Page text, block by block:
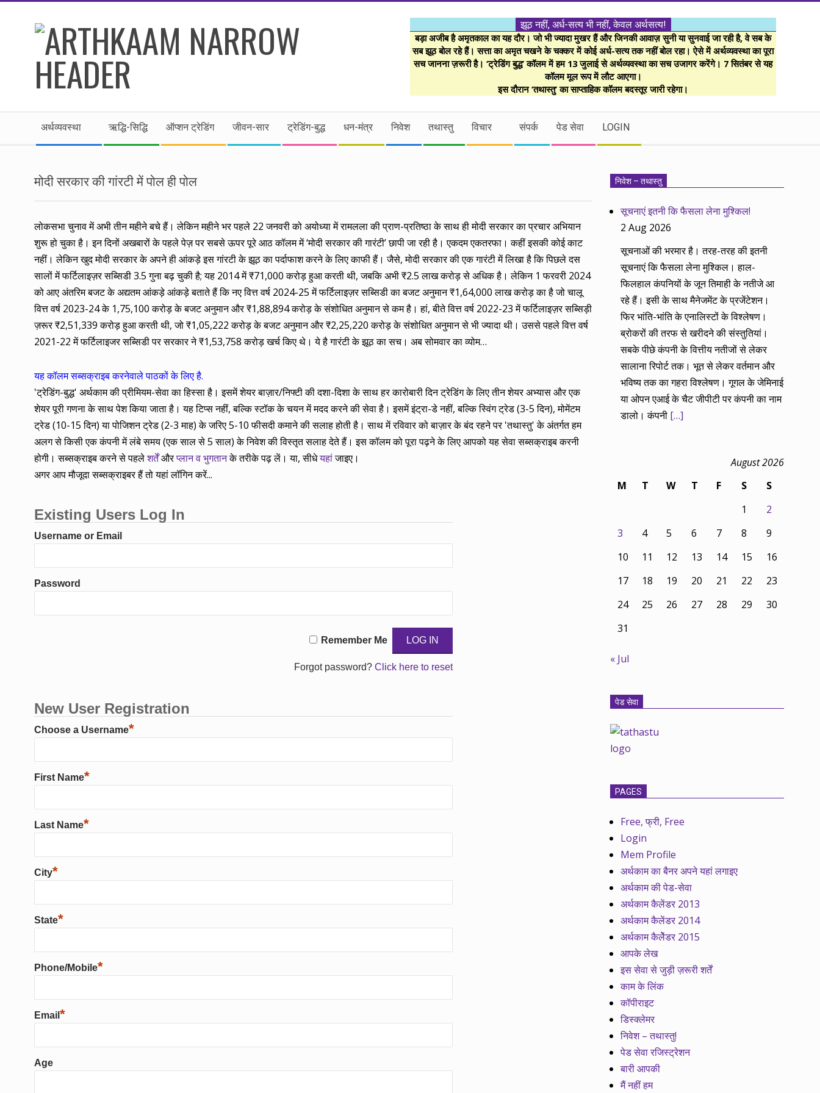
।।
अर्थकाम।।
BE
FINANCIALLY
CLEVER!
झूठ नहीं, अर्ध-सत्य भी नहीं, केवल अर्थसत्य!
बड़ा अजीब है अमृतकाल का यह दौर। जो भी ज्यादा मुखर हैं और जिनकी आवाज़ सुनी या सुनवाई जा रही है, वे सब के
सब झूठ बोल रहे हैं। सत्ता का अमृत चखने के चक्कर में कोई अर्ध-सत्य तक नहीं बोल रहा। ऐसे में अर्थव्यवस्था का पूरा
सच जानना ज़रूरी है। ‘ट्रेडिंग बुद्ध’ कॉलम में हम 13 जुलाई से अर्थव्यवस्था का सच उजागर करेंगे। 7 सितंबर से यह
कॉलम मूल रूप में लौट आएगा।
इस दौरान ‘तथास्तु’ का साप्ताहिक कॉलम बदस्तूर जारी रहेगा।
Secondary
अर्थव्यवस्था ऋद्धि-सिद्धि ऑप्शन ट्रेडिंग जीवन-सार ट्रेडिंग-बुद्ध धन-मंत्र निवेश तथास्तु विचार संपर्क पेड सेवा LOGIN
मोदी सरकार की गांरटी में पोल ही पोल
लोकसभा चुनाव में अभी तीन महीने बचे हैं। लेकिन महीने भर पहले 22 जनवरी को अयोध्या में रामलला की प्राण-प्रतिष्ठा के साथ ही मोदी सरकार का प्रचार अभियान
शुरू हो चुका है। इन दिनों अखबारों के पहले पेज़ पर सबसे ऊपर पूरे आठ कॉलम में ‘मोदी सरकार की गारंटी’ छापी जा रही है। एकदम एकतरफा। कहीं इसकी कोई काट
नहीं। लेकिन खुद मोदी सरकार के अपने ही आंकड़े इस गांरटी के झूठ का पर्दाफाश करने के लिए काफी हैं। जैसे, मोदी सरकार की एक गारंटी में लिखा है कि पिछले दस
सालों में फर्टिलाइज़र सब्सिडी 3.5 गुना बढ़ चुकी है; यह 2014 में ₹71,000 करोड़ हुआ करती थी, जबकि अभी ₹2.5 लाख करोड़ से अधिक है। लेकिन 1 फरवरी 2024
को आए अंतरिम बजट के अद्यतम आंकड़े आंकड़े बताते हैं कि नए वित्त वर्ष 2024-25 में फर्टिलाइज़र सब्सिडी का बजट अनुमान ₹1,64,000 लाख करोड़ का है जो चालू
वित्त वर्ष 2023-24 के 1,75,100 करोड़ के बजट अनुमान और ₹1,88,894 करोड़ के संशोधित अनुमान से कम है। हां, बीते वित्त वर्ष 2022-23 में फर्टिलाइज़र सब्सिड़ी
ज़रूर ₹2,51,339 करोड़ हुआ करती थी, जो ₹1,05,222 करोड़ के बजट अनुमान और ₹2,25,220 करोड़ के संशोधित अनुमान से भी ज्यादा थी। उससे पहले वित्त वर्ष
2021-22 में फर्टिलाइजर सब्सिडी पर सरकार ने ₹1,53,758 करोड़ खर्च किए थे। ये है गारंटी के झूठ का सच। अब सोमवार का व्योम…
यह कॉलम सब्सक्राइब करनेवाले पाठकों के लिए है.
'ट्रेडिंग-बुद्ध' अर्थकाम की प्रीमियम-सेवा का हिस्सा है। इसमें शेयर बाज़ार/निफ्टी की दशा-दिशा के साथ हर कारोबारी दिन ट्रेडिंग के लिए तीन शेयर अभ्यास और एक
शेयर पूरी गणना के साथ पेश किया जाता है। यह टिप्स नहीं, बल्कि स्टॉक के चयन में मदद करने की सेवा है। इसमें इंट्रा-डे नहीं, बल्कि स्विंग ट्रेड (3-5 दिन), मोमेंटम
ट्रेड (10-15 दिन) या पोजिशन ट्रेड (2-3 माह) के जरिए 5-10 फीसदी कमाने की सलाह होती है। साथ में रविवार को बाज़ार के बंद रहने पर 'तथास्तु' के अंतर्गत हम
अलग से किसी एक कंपनी में लंबे समय (एक साल से 5 साल) के निवेश की विस्तृत सलाह देते हैं। इस कॉलम को पूरा पढ़ने के लिए आपको यह सेवा सब्सक्राइब करनी
होगी। सब्सक्राइब करने से पहलेशर्तेंऔरप्लान व भुगतानके तरीके पढ़ लें। या, सीधेयहांजाइए।
अगर आप मौजूदा सब्सक्राइबर हैं तो यहां लॉगिन करें...
Existing Users Log In
Username or Email
Password
Remember Me
Forgot password?Click here to reset
New User Registration
Choose a Username*
First Name*
Last Name*
City*
State*
Phone/Mobile*
Email *
Age
निवेश – तथास्तु
सूचनाएं इतनी कि फैसला लेना मुश्किल!
2 Aug 2026
सूचनाओं की भरमार है। तरह-तरह की इतनी
सूचनाएं कि फैसला लेना मुश्किल। हाल-
फिलहाल कंपनियों के जून तिमाही के नतीजे आ
रहे हैं। इसी के साथ मैनेजमेंट के प्रजेंटेशन।
फिर भांति-भांति के एनालिस्टों के विश्लेषण।
ब्रोकरों की तरफ से खरीदने की संस्तुतियां।
सबके पीछे कंपनी के वित्तीय नतीजों से लेकर
सालाना रिपोर्ट तक। भूत से लेकर वर्तमान और
भविष्य तक का गहरा विश्लेषण। गूगल के जेमिनाई
या ओपन एआई के चैट जीपीटी पर कंपनी का नाम
डालो। कंपनी […]
August 2026
M
T W T F S
S
1
2
3
4 5 6 7 8
9
10
11 12 13 14 15
16
17
18 19 20 21 22
23
24
25 26 27 28 29
30
31
« Jul
पेड सेवा
PAGES
Free, फ्री, Free
Login
Mem Profile
अर्थकाम का बैनर अपने यहां लगाइए
अर्थकाम की पेड-सेवा
अर्थकाम कैलेंडर 2013
अर्थकाम कैलेंडर 2014
अर्थकाम कैलेेंडर 2015
आपके लेख
इस सेवा से जुड़ी ज़रूरी शर्तें
काम के लिंक
कॉपीराइट
डिस्क्लेमर
निवेश – तथास्तु!
पेड सेवा रजिस्ट्रेशन
बारी आपकी
मैं नहीं हम